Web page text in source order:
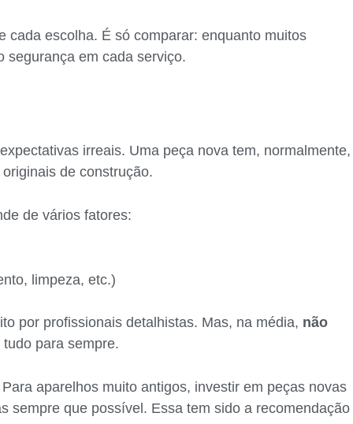
cada escolha. É só comparar: enquanto muitos
segurança em cada serviço.
irreais. Uma peça nova tem, normalmente,
de construção.
de vários fatores:
limpeza, etc.)
por profissionais detalhistas. Mas, na média, não
para sempre.
aparelhos muito antigos, investir em peças novas
sempre que possível. Essa tem sido a recomendação